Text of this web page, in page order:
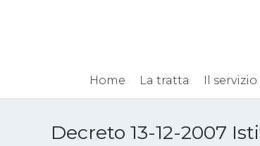
Home La tratta Il servizio
Decreto 13-12-2007